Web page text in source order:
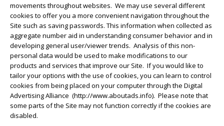
movements throughout websites. We may use several different
cookies to offer you a more convenient navigation throughout the
Site such as saving passwords. This information when collected as
aggregate number aid in understanding consumer behavior and in
developing general user/viewer trends. Analysis of this non-
personal data would be used to make modifications to our
products and services that improve our Site. If you would like to
tailor your options with the use of cookies, you can learn to control
cookies from being placed on your computer through the Digital
Advertising Alliance (http://www.aboutads.info). Please note that
some parts of the Site may not function correctly if the cookies are
disabled.